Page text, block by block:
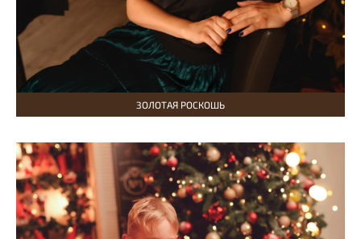
ЗОЛОТАЯ РОСКОШЬ